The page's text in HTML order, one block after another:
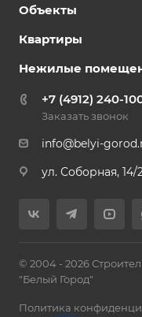
Объекты
Квартиры
Нежилые
+7 (4912) 240-
Заказать звонок
info@belyi-
ул. Соборная, 14/2
© 2004 - 2026
"Белый Город"
Политика